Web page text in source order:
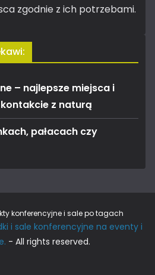
zgodnie z ich potrzebami.
– najlepsze miejsca i
z naturą
pałacach czy
konferencyjne i sale po tagach
i sale konferencyjne na eventy i
- All rights reserved.